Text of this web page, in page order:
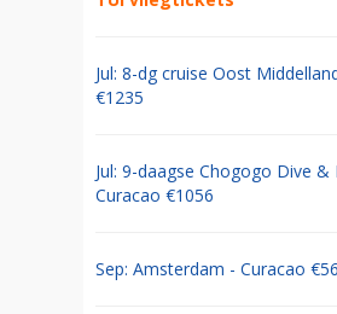
Jul: 8-dg cruise Oost
€1235
Jul: 9-daagse Chogogo Dive &
Curacao €1056
Sep: Amsterdam - Curacao